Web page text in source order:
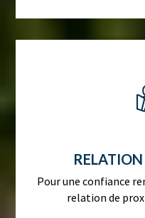
Pour une confiance
relation de